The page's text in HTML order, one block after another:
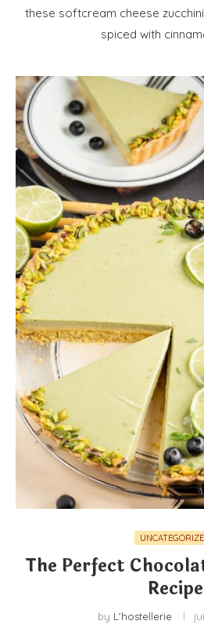
these softcream cheese
spiced with
The Perfect
Recipe
by L'hostellerie